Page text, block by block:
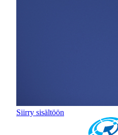
Siirry sisältöön